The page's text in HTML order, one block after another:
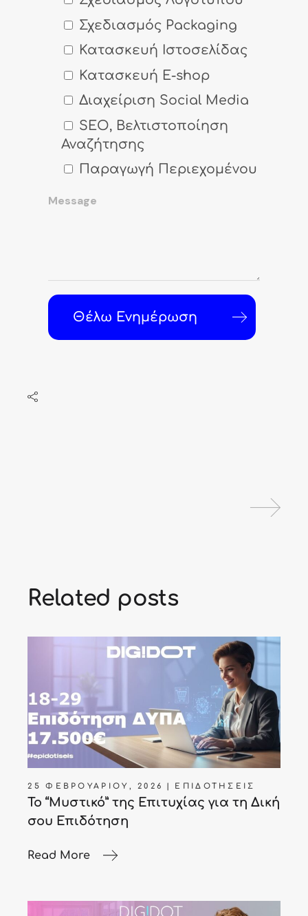
Σχεδιασμός Packaging
Κατασκευή Ιστοσελίδας
Κατασκευή E-shop
Διαχείριση Social Media
SEO, Βελτιστοποίηση
Αναζήτησης
Παραγωγή Περιεχομένου
Θέλω Ενημέρωση
Related posts
25 ΦΕΒΡΟΥΑΡΊΟΥ, 2026 ΕΠΙΔΟΤΉΣΕΙΣ
Το “Μυστικό” της Επιτυχίας για τη Δική
σου Επιδότηση
Read More